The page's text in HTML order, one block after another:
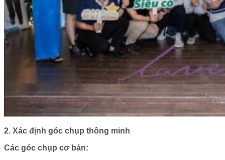
2. Xác định góc chụp thông minh
Các góc chụp cơ bản: